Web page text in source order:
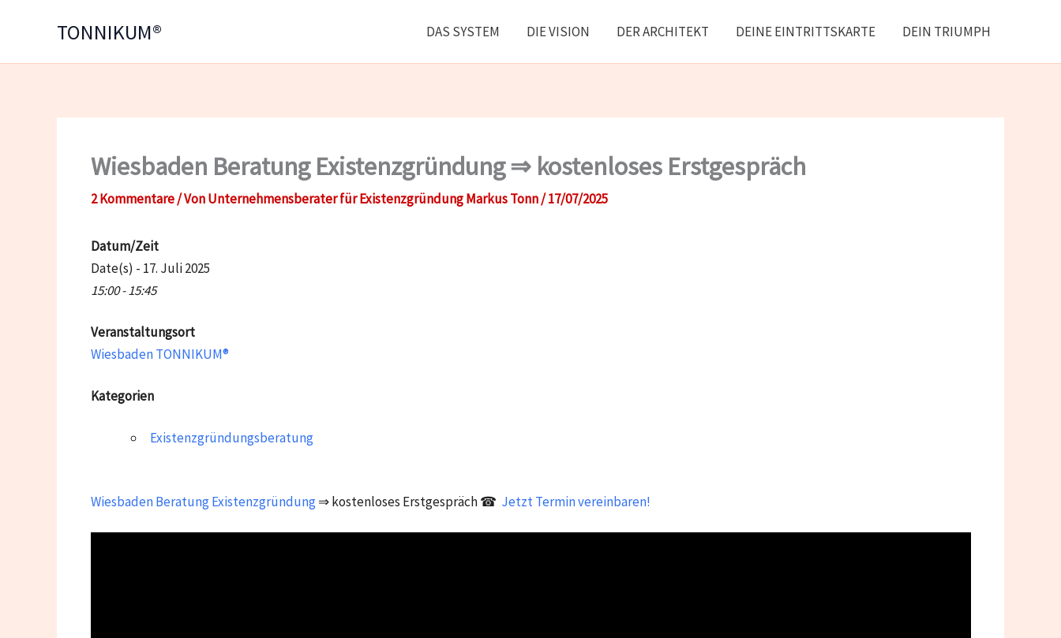
TONNIKUM® DAS SYSTEM DIE VISION DER ARCHITEKT DEINE EINTRITTSKARTE DEIN TRIUMPH
Wiesbaden Beratung Existenzgründung ⇒ kostenloses Erstgespräch
2 Kommentare / VonUnternehmensberater für Existenzgründung Markus Tonn/17/07/2025
Datum/Zeit
Date(s) - 17. Juli 2025
15:00 - 15:45
Veranstaltungsort
Wiesbaden TONNIKUM®
Kategorien
Existenzgründungsberatung
Wiesbaden Beratung Existenzgründung⇒ kostenloses Erstgespräch ☎ Jetzt Termin vereinbaren!